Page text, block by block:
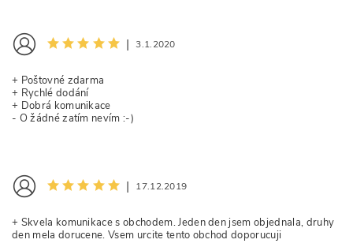
| 3.1.2020
+ Poštovné zdarma
+ Rychlé dodání
+ Dobrá komunikace
- O žádné zatím nevím :-)
| 17.12.2019
+ Skvela komunikace s obchodem. Jeden den jsem objednala, druhy
den mela dorucene. Vsem urcite tento obchod doporucuji